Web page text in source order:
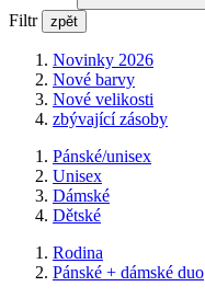
Filtr zpět
Novinky 2026
Nové barvy
Nové velikosti
zbývající zásoby
Pánské/unisex
Unisex
Dámské
Dětské
Rodina
Pánské + dámské duo